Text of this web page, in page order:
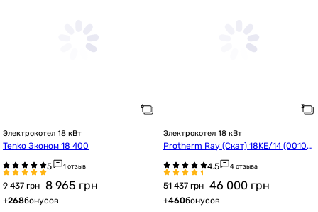
Электрокотел 18 кВт
Tenko Эконом 18 400
1 отзыв
9 437 грн 8 965 грн
+268бонусов
Электрокотел 18 кВт
Protherm Ray (Скат) 18KE/14 (00100
4 отзыва
51 437 грн 46 000 грн
+460бонусов